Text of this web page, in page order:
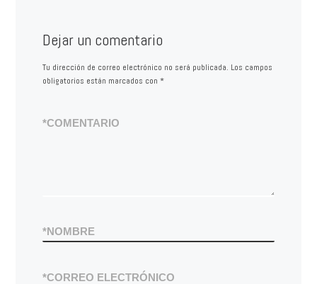
Dejar un comentario
Tu dirección de correo electrónico no será publicada. Los campos
obligatorios están marcados con *
COMENTARIO
*
NOMBRE
*
CORREO ELECTRÓNICO
*